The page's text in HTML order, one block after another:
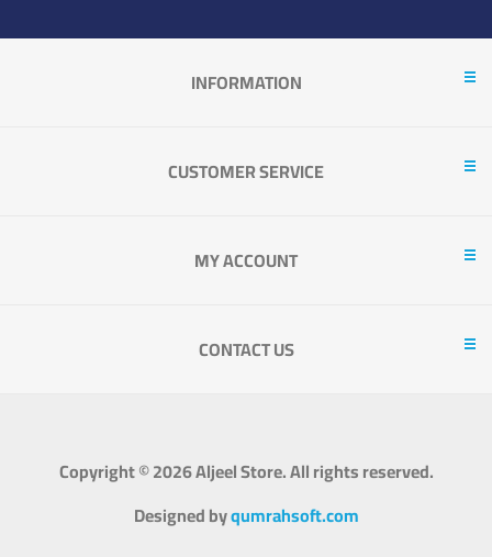
INFORMATION
CUSTOMER SERVICE
MY ACCOUNT
CONTACT US
Copyright © 2026 Aljeel Store. All rights reserved.
Designed byqumrahsoft.com